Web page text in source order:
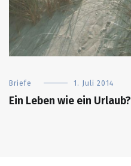
Briefe 1. Juli 2014
Ein Leben wie ein Urlaub?